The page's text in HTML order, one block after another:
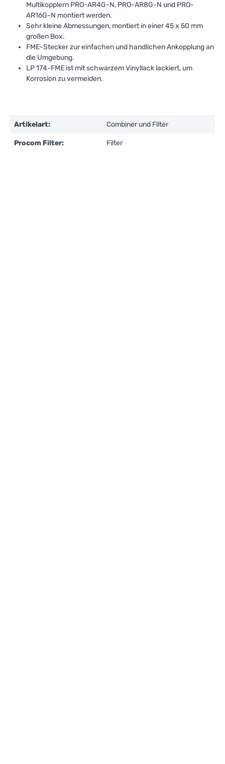
Multikopplern PRO-AR4G-N, PRO-AR8G-N und PRO-
AR16G-N montiert werden.
Sehr kleine Abmessungen, montiert in einer 45 x 50 mm
großen Box.
FME-Stecker zur einfachen und handlichen Ankopplung an
die Umgebung.
LP 174-FME ist mit schwarzem Vinyllack lackiert, um
Korrosion zu vermeiden.
Artikelart: Combiner und Filter
Procom Filter: Filter